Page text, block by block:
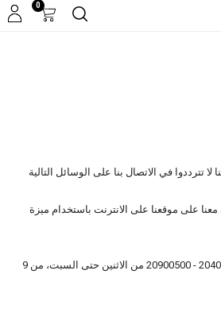
0
لا تترددوا في الاتصال بنا على الوسائل التالية
على موقعنا على الانترنت باستخدام ميزة
بإمكانك الإتصال بنا على 20400200 - 20900500 من الاثنين حتى السبت، من 9